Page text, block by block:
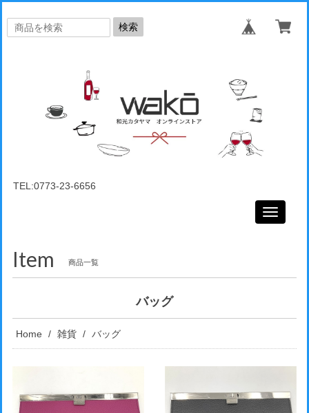
検索
TEL:0773-23-6656
Toggle
Item 商品一覧
バッグ
Home 雑貨 バッグ